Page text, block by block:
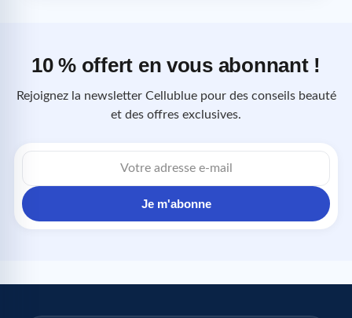
10 % offert en vous abonnant !
Rejoignez la newsletter Cellublue pour des conseils beauté
et des offres exclusives.
Adresse
e-
Je m'abonne